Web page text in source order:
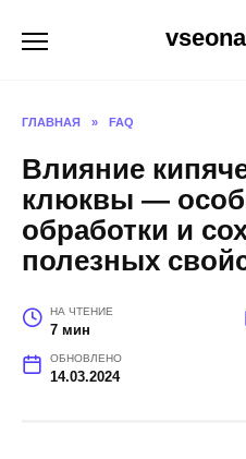
ГЛАВНАЯ » FAQ
Влияние
клюквы —
обработки и
полезных
НА ЧТЕНИЕ
7 мин
ОБНОВЛЕНО
14.03.2024